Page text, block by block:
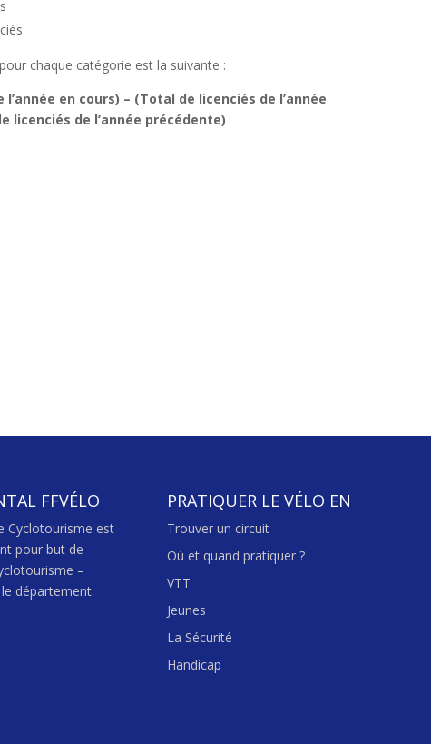
chaque catégorie est la suivante :
en cours) – (Total de licenciés de l’année
licenciés de l’année précédente)
FFVÉLO
Cyclotourisme est
pour but de
–
département.
PRATIQUER LE VÉLO EN
Trouver un circuit
Où et quand pratiquer ?
VTT
Jeunes
La Sécurité
Handicap